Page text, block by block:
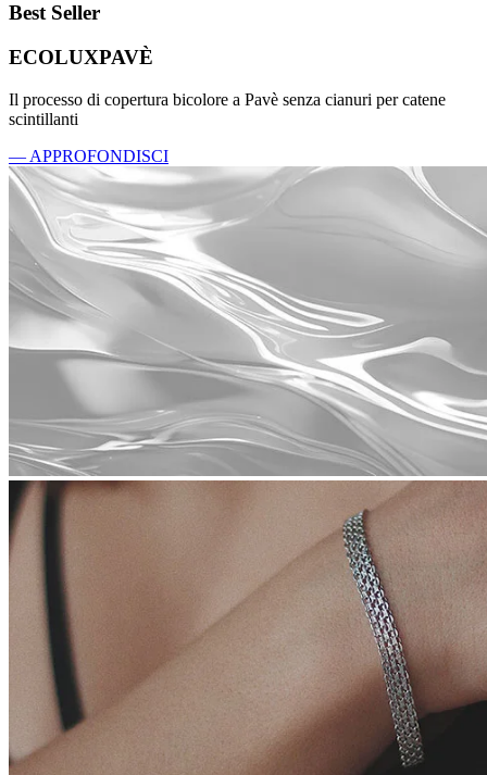
Best Seller
ECOLUXPAVÈ
Il processo di copertura bicolore a Pavè senza cianuri per catene
scintillanti
— APPROFONDISCI